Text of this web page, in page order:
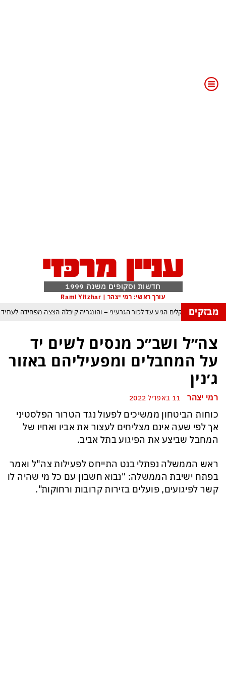
חדשות וסקופים משנת 1999
עורך ראשי: רמי יצהר | Rami Yitzhar
מבזקים
משבר האקלים הגיע עד לכור הגרעיני – והונגריה קיבלה הצצה מפחידה לעתיד
נכנס לעידן המסוכן ביותר זה עשרות שנים – ובריטניה עלולה לשלם מחיר כבד
עומאן לגבי תפעול משותף של מצר הורמוז – אם טראמפ יאשר המלחמה תסתיים
ומיירטים להגנה – טראמפ נשאר רק עם ציוצי האיום המגוחכים שלא מזיזים לטהרן
כמדיניות: כך הפכה ההוצאה להורג לכלי ההרתעה המרכזי של המשטר האיראני
צה״ל ושב״כ מנסים לשים יד
על המחבלים ומפעיליהם באזור
ג׳נין
רמי יצהר
כוחות הביטחון ממשיכים לפעול נגד הטרור הפלסטיני
אך לפי שעה אינם מצליחים לעצור את אביו ואחיו של
המחבל שביצע את הפיגוע בתל אביב.
ראש הממשלה נפתלי בנט התייחס לפעילות צה"ל ואמר
בפתח ישיבת הממשלה: "נבוא חשבון עם כל מי שהיה לו
קשר לפיגועים, פועלים בזירות קרובות ורחוקות".